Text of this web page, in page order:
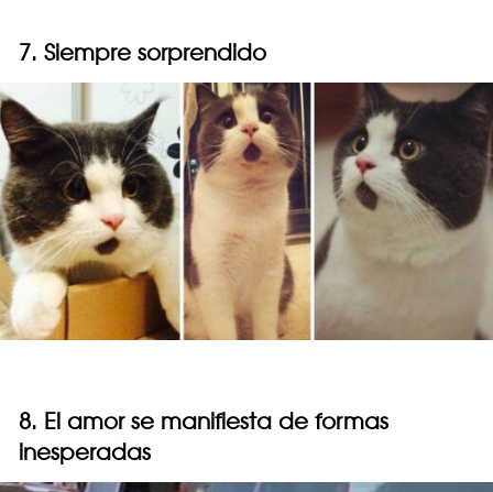
7. Siempre sorprendido
8. El amor se manifiesta de formas
inesperadas